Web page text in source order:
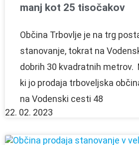
manj kot 25 tisočakov
Občina Trbovlje je na trg
stanovanje, tokrat na
dobrih 30 kvadratnih metrov.
ki jo prodaja trboveljska
na Vodenski cesti 48
22. 02. 2023